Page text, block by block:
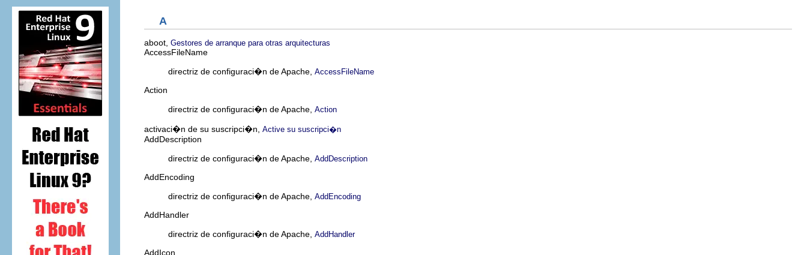
A
aboot, Gestores de arranque para otras arquitecturas
AccessFileName
directriz de configuraci�n de Apache, AccessFileName
Action
directriz de configuraci�n de Apache, Action
activaci�n de su suscripci�n, Active su suscripci�n
AddDescription
directriz de configuraci�n de Apache, AddDescription
AddEncoding
directriz de configuraci�n de Apache, AddEncoding
AddHandler
directriz de configuraci�n de Apache, AddHandler
AddIcon